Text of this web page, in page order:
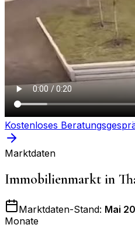
Kostenloses
Marktdaten
Immobilienmarkt in
Marktdaten-Stand: Mai
Monate